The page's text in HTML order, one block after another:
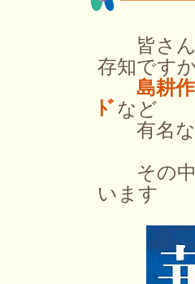
皆さ
存知です
島耕
ﾄﾞなど
有名な
その中
います